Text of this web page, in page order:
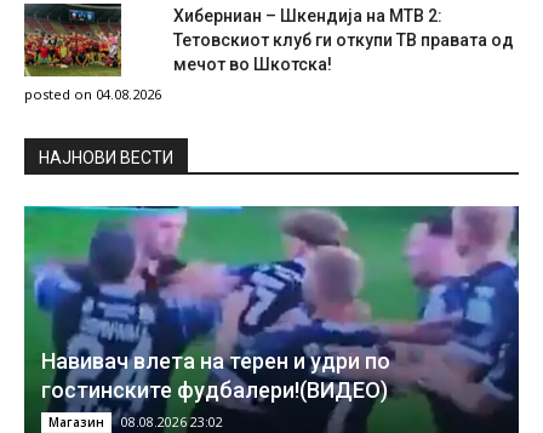
Хиберниан – Шкендија на МТВ 2:
Тетовскиот клуб ги откупи ТВ правата од
мечот во Шкотска!
posted on 04.08.2026
НAЈНОВИ ВЕСТИ
Навивач влета на терен и удри по
гостинските фудбалери!(ВИДЕО)
Магазин 08.08.2026 23:02